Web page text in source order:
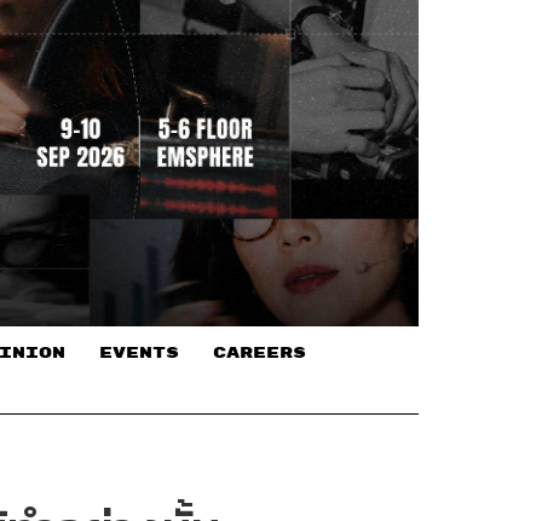
EVENTS CAREERS